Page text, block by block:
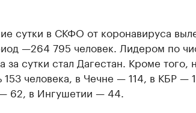
сутки в СКФО от коронавируса
—264 795 человек. Лидером по
за сутки стал Дагестан. Кроме того,
153 человека, в Чечне — 114, в КБР —
62, в Ингушетии — 44.